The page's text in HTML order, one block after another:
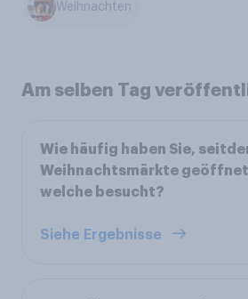
Weihnachten
Am selben Tag
Wie häufig haben Sie,
Weihnachtsmärkte geöffnet
welche besucht?
Siehe Ergebnisse